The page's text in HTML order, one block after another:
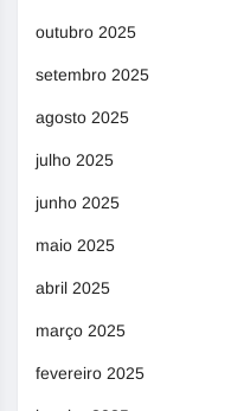
outubro 2025
setembro 2025
agosto 2025
julho 2025
junho 2025
maio 2025
abril 2025
março 2025
fevereiro 2025